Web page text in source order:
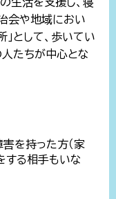
生活を支援し、寝
会や地域におい
として、歩いてい
たちが中心とな
を持った方（家
する相手もいな